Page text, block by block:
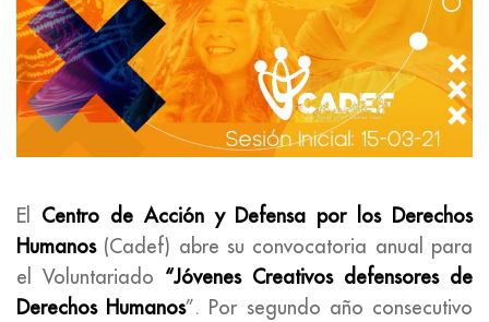
El Centro de Acción y Defensa por los Derechos
Humanos (Cadef) abre su convocatoria anual para
el Voluntariado “Jóvenes Creativos defensores de
Derechos Humanos”. Por segundo año consecutivo